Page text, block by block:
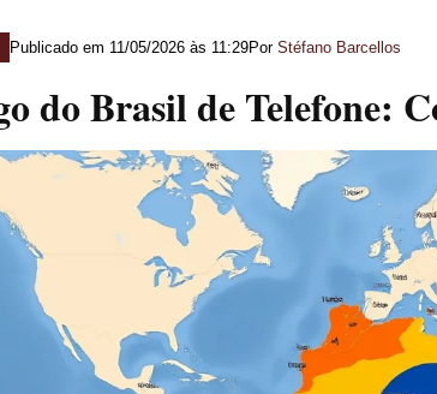
Publicado em 11/05/2026 às 11:29Por Stéfano Barcellos
do Brasil de Telefone: